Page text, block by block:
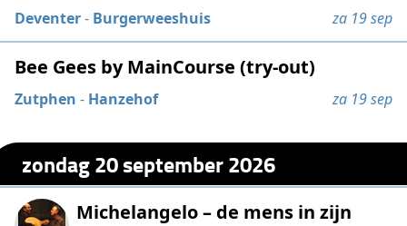
Deventer- Burgerweeshuis za 19 sep
Bee Gees by MainCourse (try-out)
Zutphen - Hanzehof za 19 sep
zondag 20 september 2026
Michelangelo – de mens in zijn